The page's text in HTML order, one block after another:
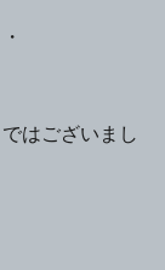
はございまし